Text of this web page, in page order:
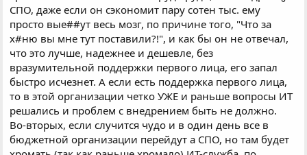
свободноскаченный дистрибутив ОС можно поставить
на 100500 машин.
Техподдержка. Будут деньги от правительства - будет и
техподдержка )
З.Ы. Это просто ИМХО. Но я верю в будущее )
СПО, даже если он сэкономит пару сотен тыс. ему
просто вые##ут весь мозг, по причине того, "Что за
х#ню вы мне тут поставили?!", и как бы он не отвечал,
что это лучше, надежнее и дешевле, без
вразумительной поддержки первого лица, его запал
быстро исчезнет. А если есть поддержка первого лица,
то в этой организации четко УЖЕ и раньше вопросы ИТ
решались и проблем с внедрением быть не должно.
Во-вторых, если случится чудо и в один день все в
бюджетной организации перейдут а СПО, но там будет